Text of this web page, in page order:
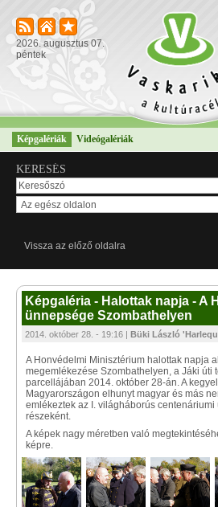
2026. augusztus 07.
péntek
Képgalériák Videógalériák
KERESÉS
Vissza az előző oldalra
Képgaléria - Halottak napja - A
ünnepsége Szombathelyen
2014. október 28. - 19:16 | Büki László
A Honvédelmi Minisztérium halottak napja
megemlékezése Szombathelyen, a Jáki úti
parcellájában 2014. október 28-án. A
Magyarországon elhunyt magyar és más
emlékeztek az I. világháborús
részeként.
A képek nagy méretben való
képre.